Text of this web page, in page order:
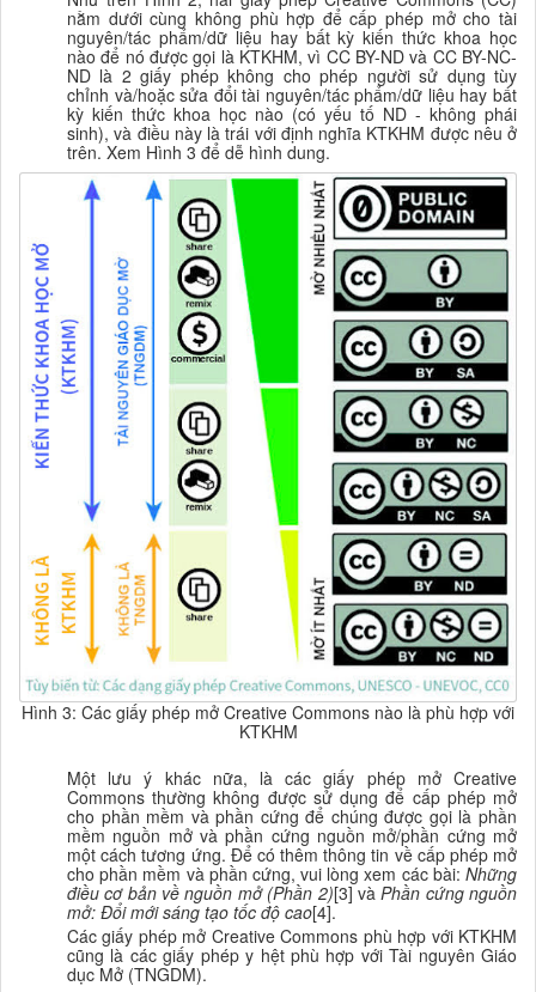
nằm dưới cùng không phù hợp để cấp phép mở cho tài
nguyên/tác phẩm/dữ liệu hay bất kỳ kiến thứckhoa học
nào để nó được gọi là KTKHM, vì CC BY-ND và CC BY-NC-
ND là 2 giấy phép không cho phép người sử dụng tùy
chỉnh và/hoặc sửa đổi tài nguyên/tác phẩm/dữ liệu hay bất
kỳ kiến thức khoa học nào (có yếu tố ND - không phái
sinh), và điều này là trái với định nghĩa KTKHM được nêu ở
trên. Xem Hình 3 để dễ hình dung.
Hình 3: Các giấy phép mở Creative Commons nào là phù hợp với
KTKHM
Một lưu ý khác nữa, là các giấy phép mở Creative
Commons thường không được sử dụng để cấp phép mở
cho phần mềm và phần cứng để chúng được gọi là phần
mềm nguồn mở và phần cứng nguồn mở/phần cứng mở
một cách tương ứng. Để có thêm thông tin về cấp phép mở
cho phần mềm và phần cứng, vui lòng xem các bài: Những
điều cơ bản về nguồn mở (Phần 2)[3] vàPhần cứng nguồn
mở: Đổi mới sáng tạo tốc độ cao[4].
Các giấy phép mở Creative Commons phù hợp với KTKHM
cũng là các giấy phép y hệt phù hợp với Tài nguyên Giáo
dục Mở (TNGDM).